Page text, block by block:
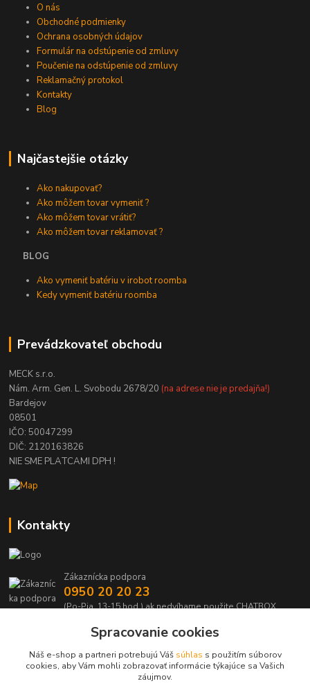
O nás
Obchodné podmienky
Ochrana osobných údajov
Formulár na odstúpenie od zmluvy
Poučenie na odstúpenie od zmluvy
Reklamačný protokol
Kontakty
Blog
Najčastejšie otázky
Ako nakupovať?
Ako môžem tovar vymeniť ?
Ako môžem tovar vrátiť?
Ako môžem tovar reklamovať ?
BLOG
Ako vymeniť batériu v irobot roomba
Kedy vymeniť batériu roomba
Prevádzkovateľ obchodu
MECK s.r.o.
Nám. Arm. Gen. L. Svobodu 2678/20 (na adrese nie je predajňa!)
Bardejov
08501
IČO: 50047299
DIČ: 2120163826
NIE SME PLATCAMI DPH !
Kontakty
Zákaznícka podpora
0950 20 20 23
(Po-Pia, 13-15 hod.) ak nedvíhame použite CHATBOX
info@kabelmanie.skSpracovanie cookies
Náš e-shop a partneri potrebujú Váš súhlas s použitím súborov
cookies, aby Vám mohli zobrazovať informácie týkajúce sa Vašich
záujmov.